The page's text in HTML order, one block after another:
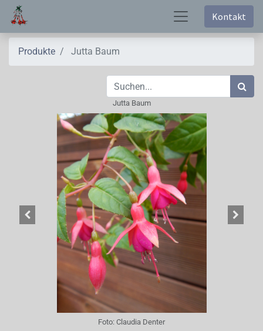
Kontakt
Produkte Jutta Baum
Jutta Baum
Foto: Claudia Denter